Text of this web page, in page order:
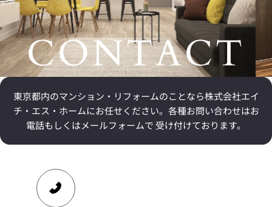
CONTACT
東京都内のマンション・リフォームのことなら株式会社エイ
チ・エス・ホームにお任せください。 各種お問い合わせはお
電話もしくはメールフォームで 受け付けております。